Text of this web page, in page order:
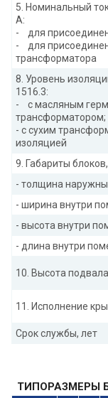
5. Номинальный
А:
- для
- для
трансформатора
8. Уровень
1516.3:
- с масляным
трансформатором;
- с сухим
изоляцией
9. Габариты
- толщина
- ширина внутри
- высота внутри
- длина внутри
10. Высота
11. Исполнение
Срок службы, лет
ТИПОРАЗМЕРЫ